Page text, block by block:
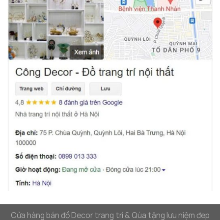
Khi bạn tìm kiếm một sản phẩm trang trí đẹp mắt
và chất lượng,Decor Hà Nộiluôn là sự lựa chọn lý
tưởng. Các sản phẩm tạiDecor Hà Nộikhông chỉ
đáp ứng nhu cầu về thẩm mỹ mà còn đảm bảo sự
bền bỉ, phù hợp với mọi không gian sống và làm việc.
Tranh kim loại trang trí mảng tường sau ghế
sofalà một ví dụ điển hình về sự kết hợp hoàn hảo
giữa nghệ thuật và phong thủy, mang lại sự sang
trọng và đẳng cấp cho không gian sống của bạn.
Với những sản phẩmdecor treo tường
kim loại trang trí mảng tường sau ghế sofa
có thể dễ dàng biến hóa không gian sống của mình
thể hiện cá tính và phong cách riêng.
Cửa hàng bán đồ Decor trang trí & Qùa tặng lưu niệm đep